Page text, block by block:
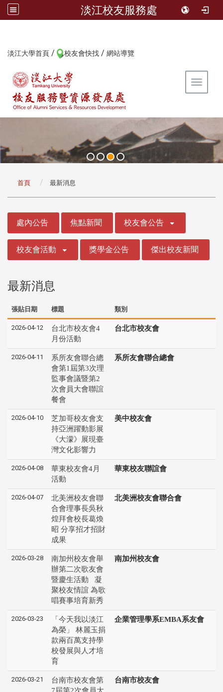
淡江校友服務處
淡江大學首頁 / 校友會快找 / 網站導覽
Toggle
首頁 最新消息
處內公告 焦點新聞 校友會公告
校友會活動 獎學金公告 傑出校友新聞
最新消息
張貼日期 標題 類別
2026-04-12
台北市校友會4
月份活動
台北市校友會
2026-04-11
系所友會聯合總
會第1屆第3次理
監事會議暨第2
次會員大會聯誼
餐會
系所友會聯合總會
2026-04-10
芝加哥校友會支
持亞洲躍動影展
《大濛》展現臺
灣文化影響力
美中校友會
2026-04-08
華東校友會4月
活動
華東校友聯誼會
2026-04-07
北美洲校友會聯
合會理事長吳秋
煌拜會校長葛煥
昭 分享招才招財
成果
北美洲校友會聯合會
2026-03-28
南加州校友會舉
辦第二次歌友會
暨慶生活動 凝
聚校友情誼 為歌
唱賽事培育新秀
南加州校友會
2026-03-23
「今天我以淡江
為榮」 林麗玉捐
款兩百萬支持學
校發展與人才培
育
企業管理學系EMBA系友會
2026-03-21
台南市校友會第
7屆第2次會員大
台南市校友會